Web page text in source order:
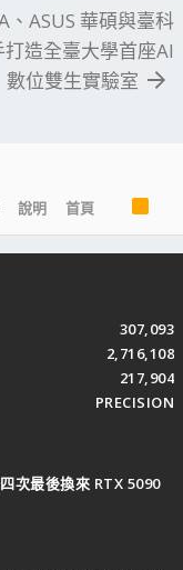
、ASUS 華碩與臺科
打造全臺大學首座AI
數位雙生實驗室
說明 首頁
R
S
S
307,093
2,716,108
217,904
PRECISION
次最後換來 RTX 5090